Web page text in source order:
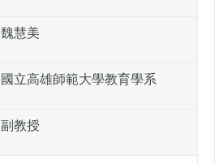
魏慧美
國立高雄師範大學教育學系
副教授